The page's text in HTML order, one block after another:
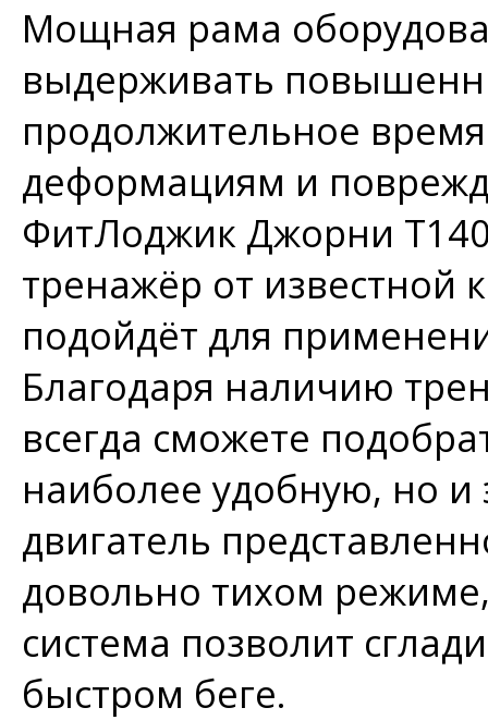
Мощная рама
выдерживать
продолжительное
деформациям и
ФитЛоджик Джорни
тренажёр от известной
подойдёт для
Благодаря наличию
всегда сможете
наиболее удобную, но
двигатель
довольно тихом
система позволит
быстром беге.